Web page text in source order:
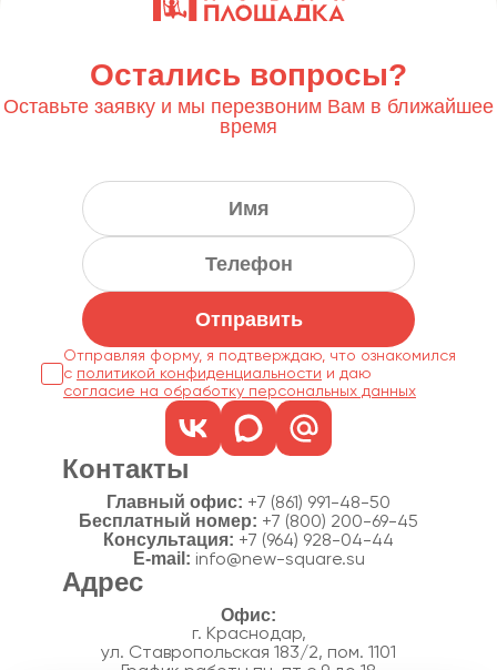
Остались вопросы?
Оставьте заявку и мы перезвоним Вам в ближайшее
время
Отправить
Отправляя форму, я подтверждаю, что ознакомился
с политикой конфиденциальности
согласие на обработку персональных данных
Контакты
Главный офис: +7 (861) 991-48-50
Бесплатный номер: +7 (800) 200-69-45
Консультация: +7 (964) 928-04-44
E-mail: info@new-square.su
Адрес
г. Краснодар,
ул. Ставропольская 183/2, пом. 1101